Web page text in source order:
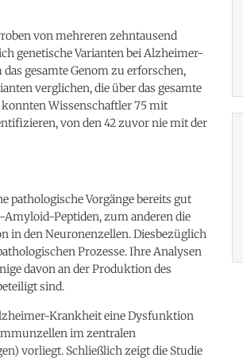
von mehreren zehntausend
genetische Varianten bei Alzheimer-
gesamte Genom zu erforschen,
verglichen, die über das gesamte
Wissenschaftler 75 mit
von den 42 zuvor nie mit der
pathologische Vorgänge bereits gut
Peptiden, zum anderen die
in den Neuronenzellen. Diesbezüglich
Prozesse. Ihre Analysen
davon an der Produktion des
sind.
Krankheit eine Dysfunktion
im zentralen
vorliegt. Schließlich zeigt die Studie